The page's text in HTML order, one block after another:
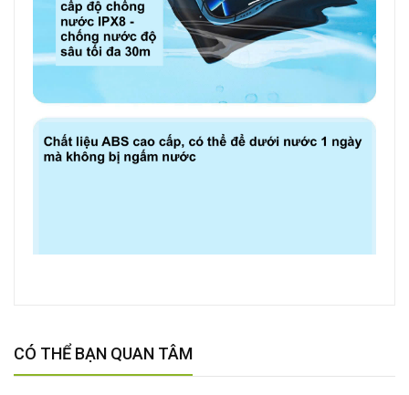
CÓ THỂ BẠN QUAN TÂM